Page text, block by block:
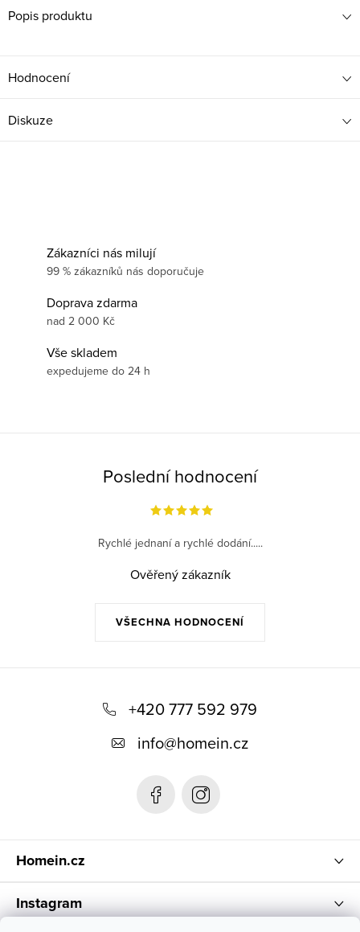
Popis produktu
Hodnocení
Diskuze
Zákazníci nás milují
99 % zákazníků nás doporučuje
Doprava zdarma
nad 2 000 Kč
Vše skladem
expedujeme do 24 h
Poslední hodnocení
VŠECHNA HODNOCENÍ
Rychlé jednaní a rychlé dodání.....
Ověřený zákazník
+420 777 592 979
info@homein.cz
Homein.cz
Instagram